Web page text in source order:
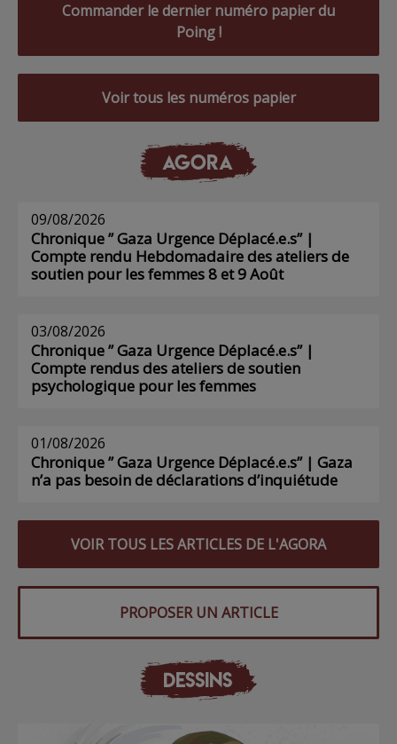
Commander le dernier numéro papier du
Poing !
Voir tous les numéros papier
AGORA
09/08/2026
Chronique ” Gaza Urgence Déplacé.e.s” |
Compte rendu Hebdomadaire des ateliers de
soutien pour les femmes 8 et 9 Août
03/08/2026
Chronique ” Gaza Urgence Déplacé.e.s” |
Compte rendus des ateliers de soutien
psychologique pour les femmes
01/08/2026
Chronique ” Gaza Urgence Déplacé.e.s” | Gaza
n’a pas besoin de déclarations d’inquiétude
VOIR TOUS LES ARTICLES DE L'AGORA
PROPOSER UN ARTICLE
DESSINS